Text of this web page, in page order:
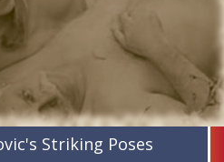
Striking Poses